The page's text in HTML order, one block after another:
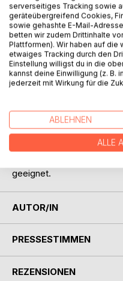
BESCHREIBUNG
Auf dem Reiterhof wird
erkundet die Welt und
Ein bezauberndes
Leser.
geeignet.
AUTOR/IN
PRESSESTIMMEN
REZENSIONEN
serverseitiges Tracking sowie
geräteübergreifend Cookies,
sowie gehashte E-Mail-
betten wir zudem Drittinhalte
Plattformen). Wir haben auf die
etwaiges Tracking durch den
Einstellung willigst du in die
kannst deine Einwilligung (z. B.
jederzeit mit Wirkung für die
ABLEHNEN
ALLE